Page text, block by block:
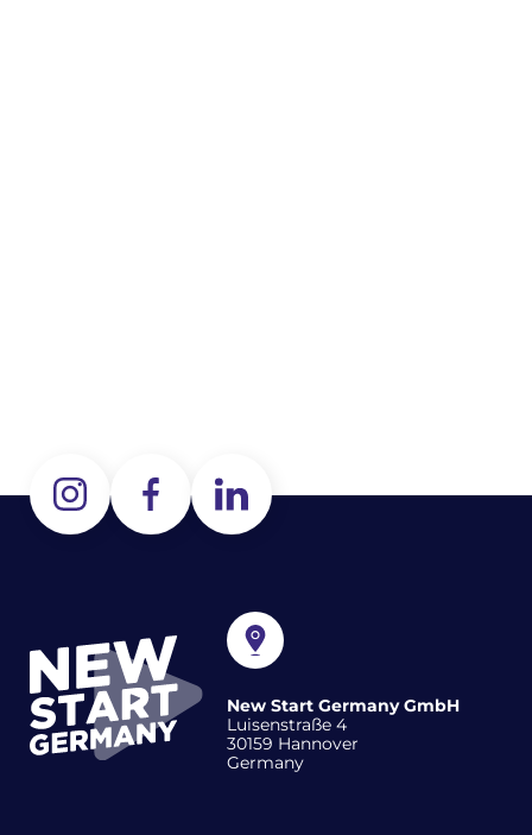
New Start Germany GmbH
Luisenstraße 4
30159 Hannover
Germany